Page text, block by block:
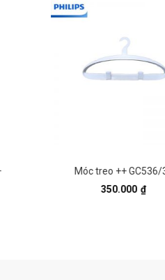
Móc treo ++ GC536/39